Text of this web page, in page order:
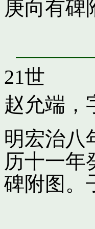
庚向有碑
21世
赵允端，
明宏治八
历十一年
碑附图。